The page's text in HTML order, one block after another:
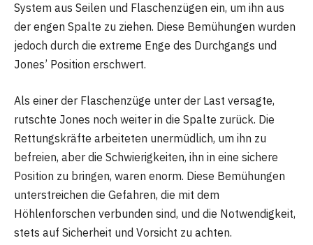
System aus Seilen und Flaschenzügen ein, um ihn aus
der engen Spalte zu ziehen. Diese Bemühungen wurden
jedoch durch die extreme Enge des Durchgangs und
Jones’ Position erschwert.
Als einer der Flaschenzüge unter der Last versagte,
rutschte Jones noch weiter in die Spalte zurück. Die
Rettungskräfte arbeiteten unermüdlich, um ihn zu
befreien, aber die Schwierigkeiten, ihn in eine sichere
Position zu bringen, waren enorm. Diese Bemühungen
unterstreichen die Gefahren, die mit dem
Höhlenforschen verbunden sind, und die Notwendigkeit,
stets auf Sicherheit und Vorsicht zu achten.